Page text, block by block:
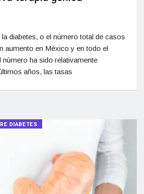
diabetes, o el número total de casos
aumento en México y en todo el
número ha sido relativamente
años, las tasas
DIABETES